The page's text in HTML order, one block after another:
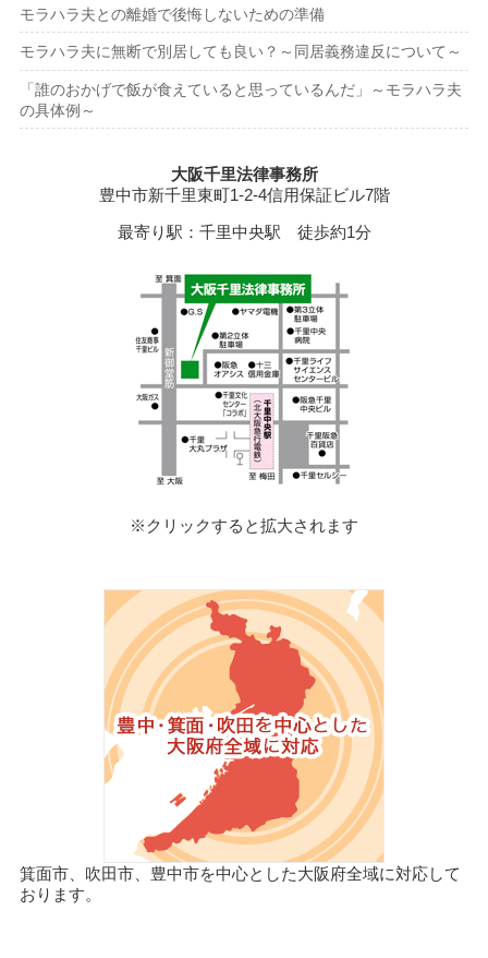
モラハラ夫との離婚で後悔しないための準備
モラハラ夫に無断で別居しても良い？～同居義務違反について～
「誰のおかげで飯が食えていると思っているんだ」～モラハラ夫
の具体例～
大阪千里法律事務所
豊中市新千里東町1-2-4信用保証ビル7階
最寄り駅：千里中央駅 徒歩約1分
※クリックすると拡大されます
箕面市、吹田市、豊中市を中心とした大阪府全域に対応して
おります。